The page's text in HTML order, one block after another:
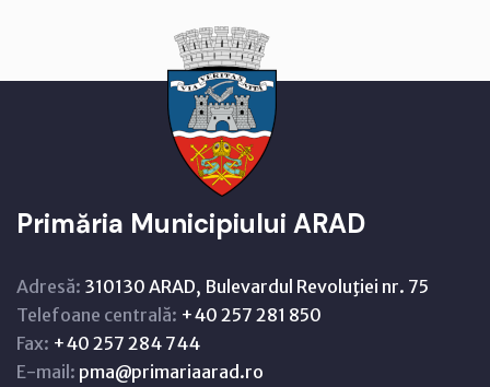
Primăria Municipiului ARAD
Adresă: 310130 ARAD, Bulevardul Revoluţiei nr. 75
Telefoane centrală: +40 257 281 850
Fax: +40 257 284 744
E-mail: pma@primariaarad.ro